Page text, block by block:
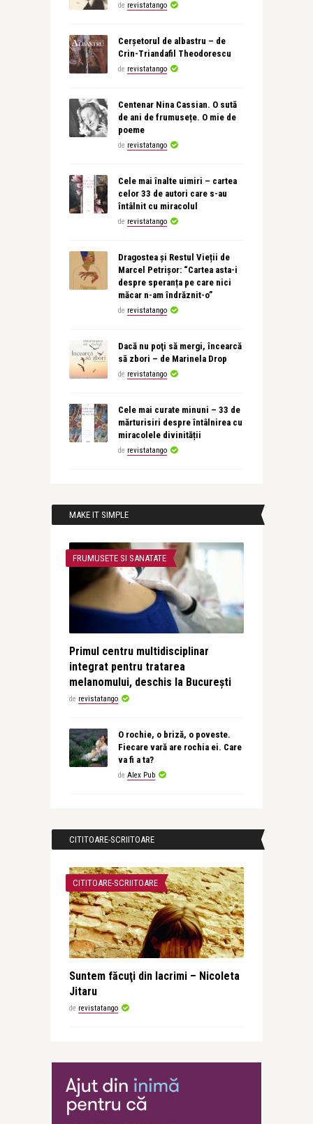
de revistatango
Cerșetorul de albastru – de
Crin-Triandafil Theodorescu
de revistatango
Centenar Nina Cassian. O sută
de ani de frumusețe. O mie de
poeme
de revistatango
Cele mai înalte uimiri – cartea
celor 33 de autori care s-au
întâlnit cu miracolul
de revistatango
Dragostea și Restul Vieții de
Marcel Petrișor: “Cartea asta-i
despre speranța pe care nici
măcar n-am îndrăznit-o”
de revistatango
Dacă nu poţi să mergi, încearcă
să zbori – de Marinela Drop
de revistatango
Cele mai curate minuni – 33 de
mărturisiri despre întâlnirea cu
miracolele divinității
de revistatango
MAKE IT SIMPLE
FRUMUSETE SI SANATATE
Primul centru multidisciplinar
integrat pentru tratarea
melanomului, deschis la București
de revistatango
O rochie, o briză, o poveste.
Fiecare vară are rochia ei. Care
va fi a ta?
de Alex Pub
CITITOARE-SCRIITOARE
CITITOARE-SCRIITOARE
Suntem făcuţi din lacrimi – Nicoleta
Jitaru
de revistatango